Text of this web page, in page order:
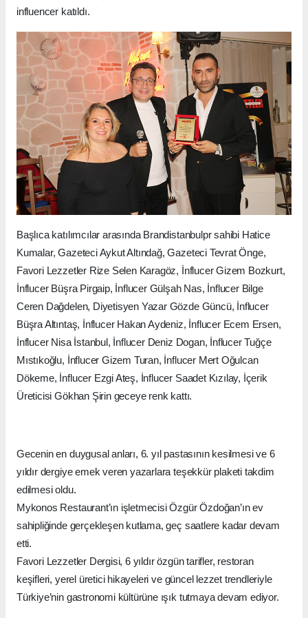
influencer katıldı.
Başlıca katılımcılar arasında Brandistanbulpr sahibi Hatice
Kumalar, Gazeteci Aykut Altındağ, Gazeteci Tevrat Önge,
Favori Lezzetler Rize Selen Karagöz, İnflucer Gizem Bozkurt,
İnflucer Büşra Pirgaip, İnflucer Gülşah Nas, İnflucer Bilge
Ceren Dağdelen, Diyetisyen Yazar Gözde Güncü, İnflucer
Büşra Altıntaş, İnflucer Hakan Aydeniz, İnflucer Ecem Ersen,
İnflucer Nisa İstanbul, İnflucer Deniz Dogan, İnflucer Tuğçe
Mıstıkoğlu, İnflucer Gizem Turan, İnflucer Mert Oğulcan
Dökeme, İnflucer Ezgi Ateş, İnflucer Saadet Kızılay, İçerik
Üreticisi Gökhan Şirin geceye renk kattı.
Gecenin en duygusal anları, 6. yıl pastasının kesilmesi ve 6
yıldır dergiye emek veren yazarlara teşekkür plaketi takdim
edilmesi oldu.
Mykonos Restaurant’ın işletmecisi Özgür Özdoğan’ın ev
sahipliğinde gerçekleşen kutlama, geç saatlere kadar devam
etti.
Favori Lezzetler Dergisi, 6 yıldır özgün tarifler, restoran
keşifleri, yerel üretici hikayeleri ve güncel lezzet trendleriyle
Türkiye’nin gastronomi kültürüne ışık tutmaya devam ediyor.